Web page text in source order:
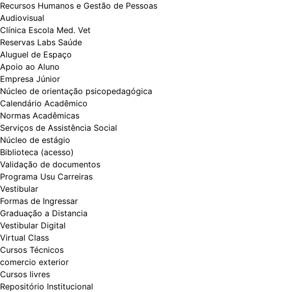
Recursos Humanos e Gestão de Pessoas
Audiovisual
Clínica Escola Med. Vet
Reservas Labs Saúde
Aluguel de Espaço
Apoio ao Aluno
Empresa Júnior
Núcleo de orientação psicopedagógica
Calendário Acadêmico
Normas Acadêmicas
Serviços de Assistência Social
Núcleo de estágio
Biblioteca (acesso)
Validação de documentos
Programa Usu Carreiras
Vestibular
Formas de Ingressar
Graduação a Distancia
Vestibular Digital
Virtual Class
Cursos Técnicos
comercio exterior
Cursos livres
Repositório Institucional